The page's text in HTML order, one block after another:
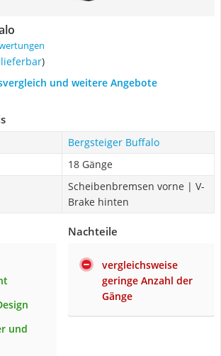
lieferbar)
und weitere Angebote
Bergsteiger Buffalo
18 Gänge
Scheibenbremsen vorne | V-
Brake hinten
und
Nachteile
vergleichsweise
geringe Anzahl der
Gänge